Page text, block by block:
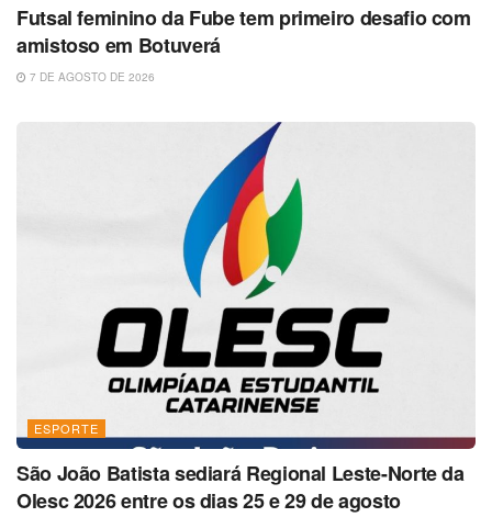
Futsal feminino da Fube tem primeiro desafio com
amistoso em Botuverá
7 DE AGOSTO DE 2026
ESPORTE
São João Batista sediará Regional Leste-Norte da
Olesc 2026 entre os dias 25 e 29 de agosto